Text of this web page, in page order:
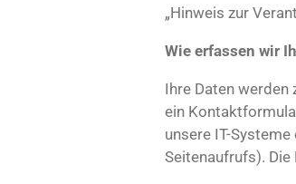
„Hinweis zur
Wie erfassen wir
Ihre Daten werden
ein
unsere IT-
Seitenaufrufs).